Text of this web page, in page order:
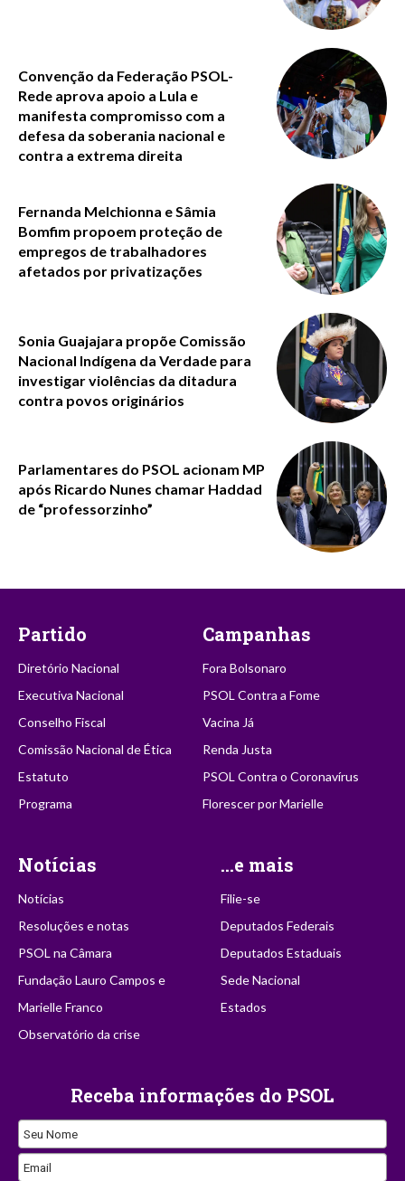
Convenção da Federação PSOL-
Rede aprova apoio a Lula e
manifesta compromisso com a
defesa da soberania nacional e
contra a extrema direita
Fernanda Melchionna e Sâmia
Bomfim propoem proteção de
empregos de trabalhadores
afetados por privatizações
Sonia Guajajara propõe Comissão
Nacional Indígena da Verdade para
investigar violências da ditadura
contra povos originários
Parlamentares do PSOL acionam MP
após Ricardo Nunes chamar Haddad
de “professorzinho”
Partido
Diretório Nacional
Executiva Nacional
Conselho Fiscal
Comissão Nacional de Ética
Estatuto
Programa
Campanhas
Fora Bolsonaro
PSOL Contra a Fome
Vacina Já
Renda Justa
PSOL Contra o Coronavírus
Florescer por Marielle
Notícias
Notícias
Resoluções e notas
PSOL na Câmara
Fundação Lauro Campos e
Marielle Franco
Observatório da crise
...e mais
Filie-se
Deputados Federais
Deputados Estaduais
Sede Nacional
Estados
Receba informações do PSOL
Website
URL
Seu Nome
Email